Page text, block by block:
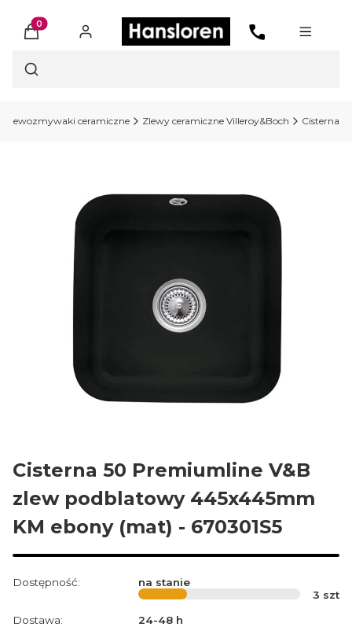
Produkty w koszyku: 0. Zobacz szczegóły
Otwórz wyszukiwarkę
Zlewozmywaki ceramiczne Zlewy ceramiczne Villeroy&Boch Cisterna
Cisterna 50 Premiumline V&B
zlew podblatowy 445x445mm
KM ebony (mat) - 670301S5
Dostępność:
na stanie
3 szt
Dostawa:
24-48 h